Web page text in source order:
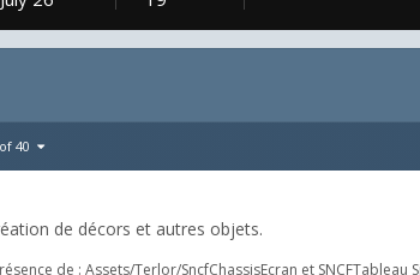
40
de décors et autres objets.
de : Assets/Terlor/SncfChassisEcran et SNCFTableau